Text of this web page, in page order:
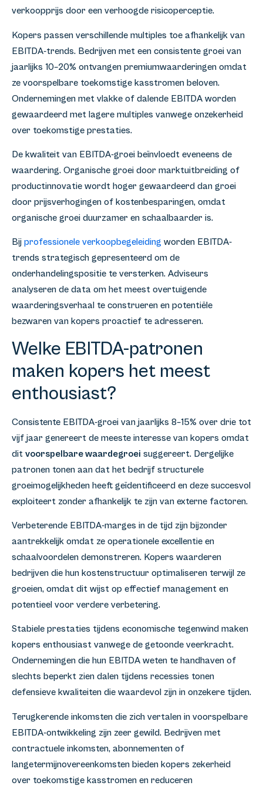
verkoopprijs door een verhoogde risicoperceptie.
Kopers passen verschillende multiples toe afhankelijk van
EBITDA-trends. Bedrijven met een consistente groei van
jaarlijks 10–20% ontvangen premiumwaarderingen omdat
ze voorspelbare toekomstige kasstromen beloven.
Ondernemingen met vlakke of dalende EBITDA worden
gewaardeerd met lagere multiples vanwege onzekerheid
over toekomstige prestaties.
De kwaliteit van EBITDA-groei beïnvloedt eveneens de
waardering. Organische groei door marktuitbreiding of
productinnovatie wordt hoger gewaardeerd dan groei
door prijsverhogingen of kostenbesparingen, omdat
organische groei duurzamer en schaalbaarder is.
Bij professionele verkoopbegeleiding worden EBITDA-
trends strategisch gepresenteerd om de
onderhandelingspositie te versterken. Adviseurs
analyseren de data om het meest overtuigende
waarderingsverhaal te construeren en potentiële
bezwaren van kopers proactief te adresseren.
Welke EBITDA-patronen
maken kopers het meest
enthousiast?
Consistente EBITDA-groei van jaarlijks 8–15% over drie tot
vijf jaar genereert de meeste interesse van kopers omdat
dit voorspelbare waardegroei suggereert. Dergelijke
patronen tonen aan dat het bedrijf structurele
groeimogelijkheden heeft geïdentificeerd en deze succesvol
exploiteert zonder afhankelijk te zijn van externe factoren.
Verbeterende EBITDA-marges in de tijd zijn bijzonder
aantrekkelijk omdat ze operationele excellentie en
schaalvoordelen demonstreren. Kopers waarderen
bedrijven die hun kostenstructuur optimaliseren terwijl ze
groeien, omdat dit wijst op effectief management en
potentieel voor verdere verbetering.
Stabiele prestaties tijdens economische tegenwind maken
kopers enthousiast vanwege de getoonde veerkracht.
Ondernemingen die hun EBITDA weten te handhaven of
slechts beperkt zien dalen tijdens recessies tonen
defensieve kwaliteiten die waardevol zijn in onzekere tijden.
Terugkerende inkomsten die zich vertalen in voorspelbare
EBITDA-ontwikkeling zijn zeer gewild. Bedrijven met
contractuele inkomsten, abonnementen of
langetermijnovereenkomsten bieden kopers zekerheid
over toekomstige kasstromen en reduceren